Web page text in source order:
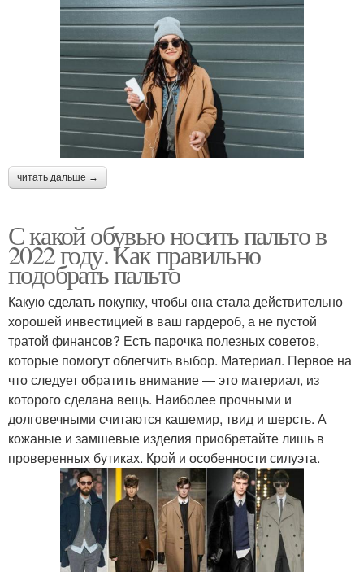
читать дальше →
С какой обувью носить пальто в
2022 году. Как правильно
подобрать пальто
Какую сделать покупку, чтобы она стала действительно
хорошей инвестицией в ваш гардероб, а не пустой
тратой финансов? Есть парочка полезных советов,
которые помогут облегчить выбор. Материал. Первое на
что следует обратить внимание — это материал, из
которого сделана вещь. Наиболее прочными и
долговечными считаются кашемир, твид и шерсть. А
кожаные и замшевые изделия приобретайте лишь в
проверенных бутиках. Крой и особенности силуэта.